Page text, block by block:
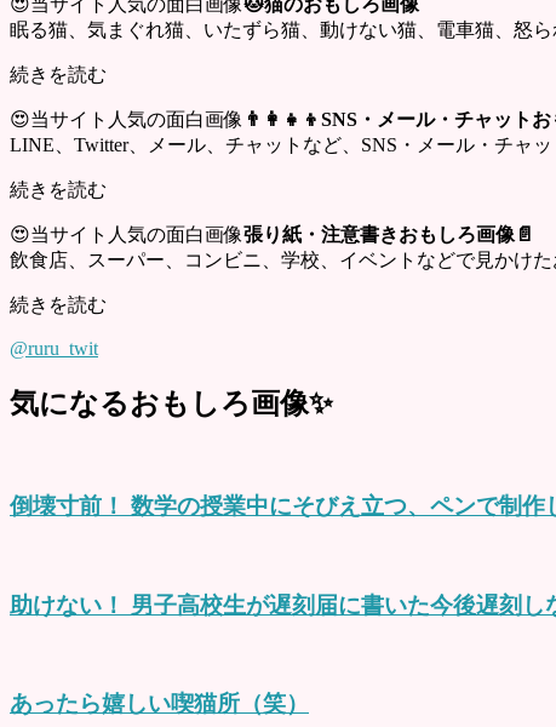
眠る猫、気まぐれ猫、いたずら猫、動けない猫、電車猫、怒
続きを読む
😍当サイト人気の面白画像 👨‍👩‍👧‍👦SNS・メール・チャット
LINE、Twitter、メール、チャットなど、SNS・メール・チャ
続きを読む
😍当サイト人気の面白画像張り紙・注意書きおもしろ画像📄
飲食店、スーパー、コンビニ、学校、イベントなどで見かけ
続きを読む
@ruru_twit
気になるおもしろ画像✨
倒壊寸前！ 数学の授業中にそびえ立つ、ペンで制作
助けない！ 男子高校生が遅刻届に書いた今後遅刻し
あったら嬉しい喫猫所（笑）